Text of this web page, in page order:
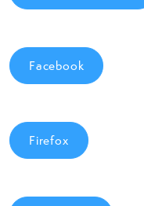
Facebook
Firefox